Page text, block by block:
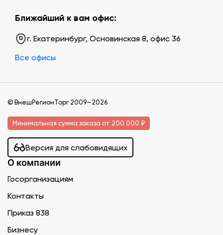
Ближайший к вам офис:
г. Екатеринбург, Основинская 8, офис 36
Все офисы
© ВнешРегионТорг 2009—2026
Минимальная сумма заказа от 200 000 ₽
Версия для слабовидящих
О компании
Госорганизациям
Контакты
Приказ 838
Бизнесу